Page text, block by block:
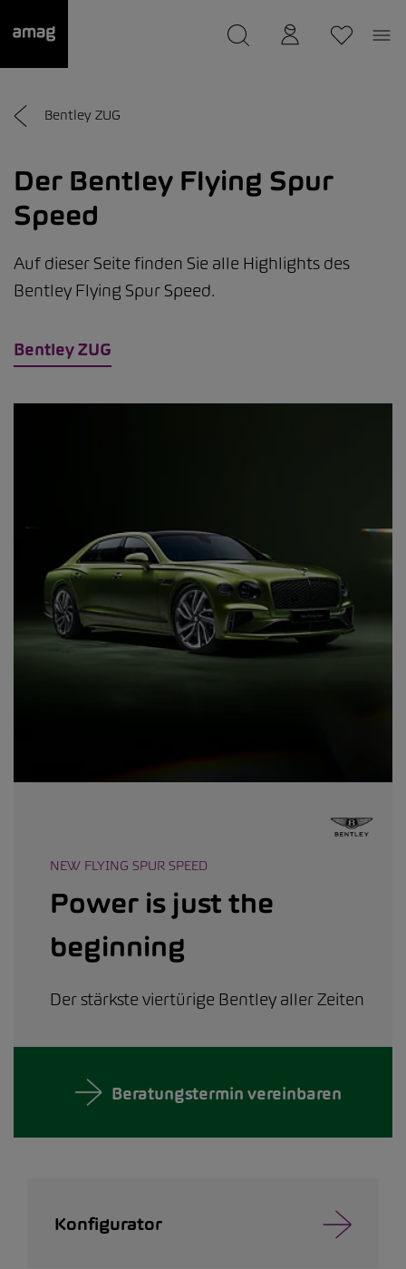
wurde als Ihre Garage gespeichert.
Bentley ZUG
Der Bentley Flying Spur
Speed
Bentley ZUG
Auf dieser Seite finden Sie alle Highlights des
Bentley Flying Spur Speed.
NEW FLYING SPUR SPEED
Power is just the
beginning
Der stärkste viertürige Bentley aller Zeiten
Beratungstermin vereinbaren
Konfigurator